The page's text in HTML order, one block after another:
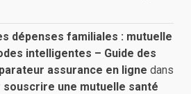
dépenses familiales : mutuelle
intelligentes – Guide des
assurance en ligne dans
souscrire une mutuelle santé